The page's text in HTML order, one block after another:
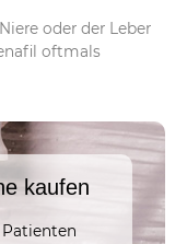
oder der Leber
oftmals
kaufen